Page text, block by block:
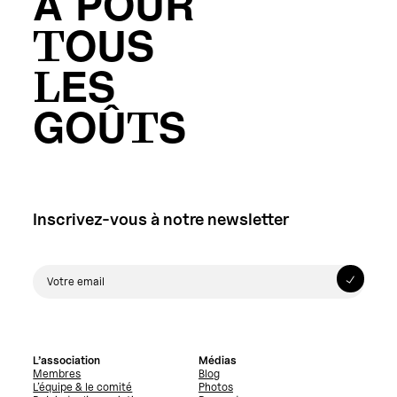
A POUR
TOUS
LES
GOÛTS
Inscrivez-vous à notre newsletter
L’association
Membres
L’équipe & le comité
Médias
Blog
Photos